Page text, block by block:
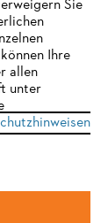
Für
Ihnen, zu
Sie
Ihre
allen
unter